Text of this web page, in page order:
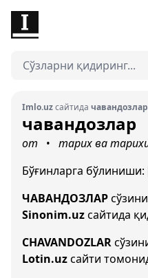
Imlo.uzсайтида чавандозлар
чавандозлар
от •
тарих ва
Бўғинларга бўлиниши:
ЧАВАНДОЗЛАР
Sinonim.uzсайтида
CHAVANDOZLAR
Lotin.uzсайти